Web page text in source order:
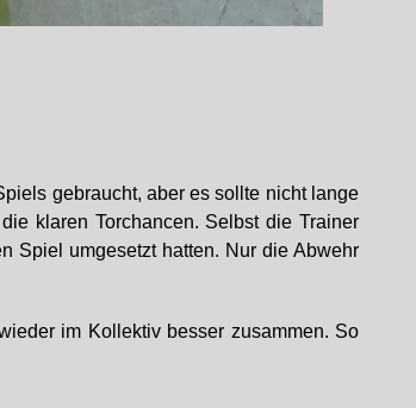
gebraucht, aber es sollte nicht lange
klaren Torchancen. Selbst die Trainer
Spiel umgesetzt hatten. Nur die Abwehr
im Kollektiv besser zusammen. So